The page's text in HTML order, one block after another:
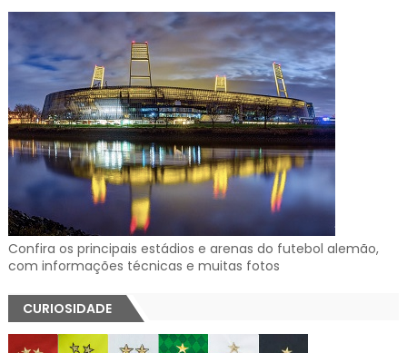
Confira os principais estádios e arenas do futebol alemão,
com informações técnicas e muitas fotos
CURIOSIDADE